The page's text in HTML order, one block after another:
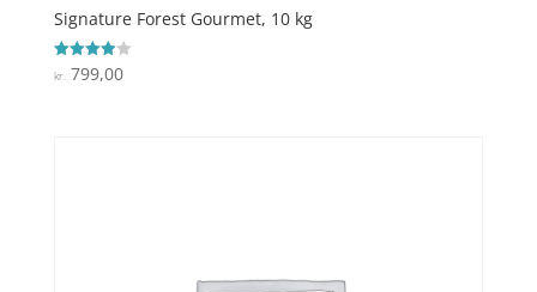
Signature Forest Gourmet, 10 kg
Vurderet
4
kr. 799,00